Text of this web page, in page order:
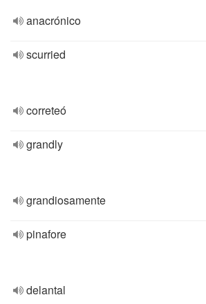
anacrónico
scurried
correteó
grandly
grandiosamente
pinafore
delantal